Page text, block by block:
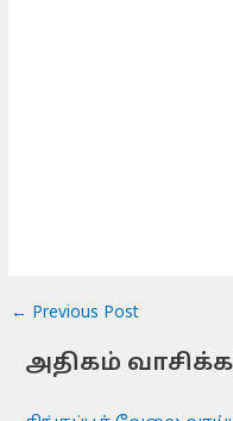
← Previous Post
அதிகம்